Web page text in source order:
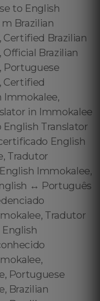
to English
Brazilian
Certified Brazilian
Brazilian
Portuguese
Certified
Immokalee,
in Immokalee
Translator
English
Tradutor
Immokalee,
↔️ Português
Tradutor
Portuguese
Brazilian